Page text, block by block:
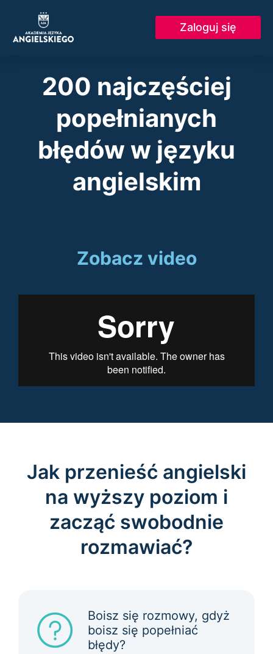
content
Zaloguj się
200 najczęściej
popełnianych
błędów w języku
angielskim
Zobacz video
Jak przenieść angielski
na wyższy poziom i
zacząć swobodnie
rozmawiać?
Boisz się rozmowy, gdyż
boisz się popełniać
błędy?